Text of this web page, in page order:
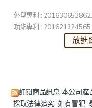
外型專利 :
功能專利 :
訂閱商品訊息本公司產
採取法律追究. 如有冒犯,